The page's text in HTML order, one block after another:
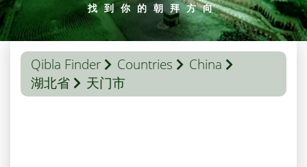
找到你的朝拜方向
Qibla Finder Countries
China
湖北省
天门市